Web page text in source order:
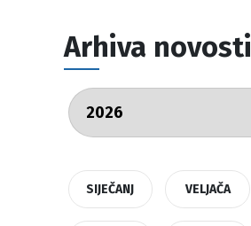
Arhiva novosti
SIJEČANJ VELJAČA